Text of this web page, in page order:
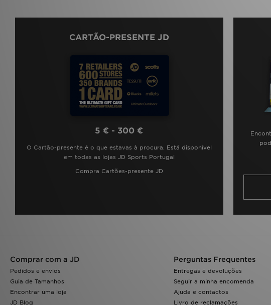
CARTÃO-PRESENTE JD
5 € - 300 €
O Cartão-presente é o que estavas à procura. Está disponível
em todas as lojas JD Sports Portugal
Compra Cartões-presente JD
Comprar com a JD
Pedidos e envios
Guia de Tamanhos
Encontrar uma loja
JD Blog
Perguntas Frequentes
Entregas e devoluções
Seguir a minha encomenda
Ajuda e contactos
Livro de reclamações